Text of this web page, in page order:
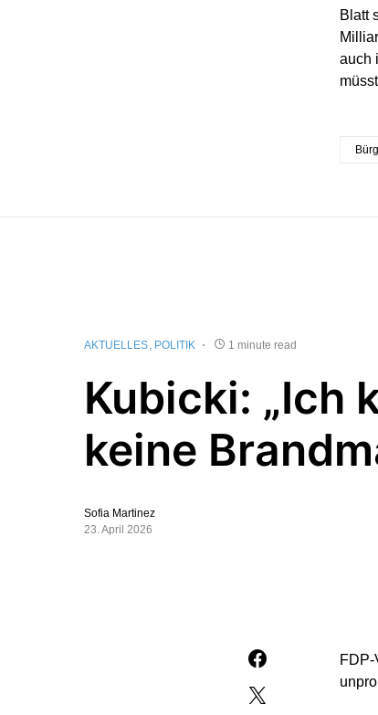
Blatt
auch
AKTUELLES POLITIK 1 minute read
Kubicki: „Ich
keine
Sofia Martinez
23. April 2026